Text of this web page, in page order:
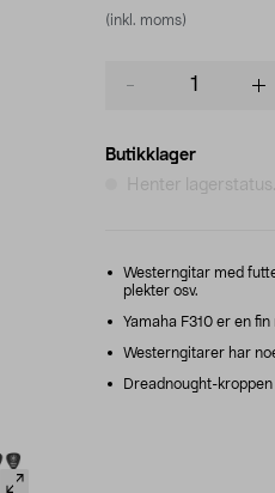
(inkl. moms)
Butikklager
Henter lagerstatus...
Westerngitar med
plekter osv.
Yamaha F310 er en
Westerngitarer har
Dreadnought-